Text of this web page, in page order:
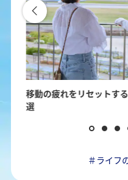
移動の疲れをリセットす
選
＃ライフ